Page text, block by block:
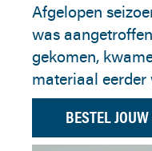
Afgelopen
was
gekomen,
materiaal
BESTEL